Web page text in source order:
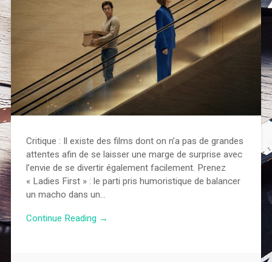
Critique : Il existe des films dont on n’a pas de grandes
attentes afin de se laisser une marge de surprise avec
l’envie de se divertir également facilement. Prenez
« Ladies First » : le parti pris humoristique de balancer
un macho dans un…
Continue Reading →